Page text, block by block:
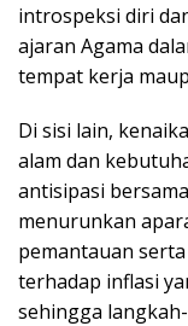
introspeksi diri
ajaran Agama
tempat kerja
Di sisi lain,
alam dan
antisipasi
menurunkan
pemantauan
terhadap inflasi
sehingga